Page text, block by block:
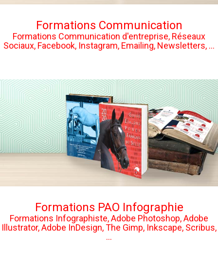
Formations Communication
Formations Communication d'entreprise, Réseaux
Sociaux, Facebook, Instagram, Emailing, Newsletters, ...
Formations PAO Infographie
Formations Infographiste, Adobe Photoshop, Adobe
Illustrator, Adobe InDesign, The Gimp, Inkscape, Scribus,
...